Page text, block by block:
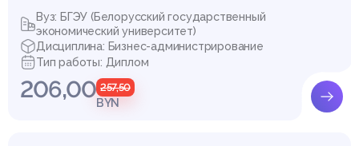
Вуз: БГЭУ (Белорусский государственный
экономический университет)
Дисциплина: Бизнес-администрирование
Тип работы: Диплом
206,00 257,50
BYN